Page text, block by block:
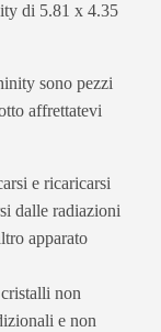
di 5.81 x 4.35
sono pezzi
affrettatevi
e ricaricarsi
dalle radiazioni
apparato
non
e non